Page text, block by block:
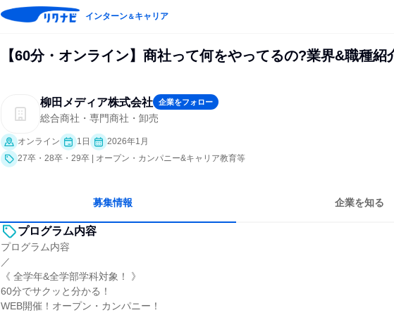
インターン＆キャリア
【60分・オンライン】商社って何をやってるの?業界&職種紹
柳田メディア株式会社 企業をフォロー
総合商社・専門商社・卸売
オンライン 1日
2026年1月
27卒・28卒・29卒 | オープン・カンパニー&キャリア教育等
募集情報 企業を知る
プログラム内容
プログラム内容
／
《 全学年&全学部学科対象！ 》
60分でサクッと分かる！
WEB開催！オープン・カンパニー！